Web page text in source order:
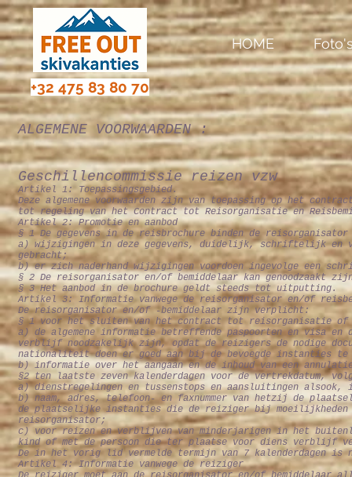
HOME
+32 475 83 80 70
ALGEMENE VOORWAARDEN :
Geschillencommissie reizen vzw
Artikel 1: Toepassingsgebied.
Deze algemene voorwaarden zijn van toepassing op het
tot regeling van het Contract tot Reisorganisatie en
Artikel 2: Promotie en aanbod
§ 1 De gegevens in de reisbrochure binden de
a) wijzigingen in deze gegevens, duidelijk, schriftelijk en
gebracht;
b) er zich naderhand wijzigingen voordoen ingevolge een
§ 2 De reisorganisator en/of bemiddelaar kan genoodzaakt
§ 3 Het aanbod in de brochure geldt steeds tot uitputting.
Artikel 3: Informatie vanwege de reisorganisator en/of
De reisorganisator en/of -bemiddelaar zijn verplicht:
§ 1 voor het sluiten van het contract tot reisorganisatie
a) de algemene informatie betreffende paspoorten en visa
verblijf noodzakelijk zijn, opdat de reizigers de nodige
nationaliteit doen er goed aan bij de bevoegde instanties
b) informatie over het aangaan en de inhoud van een
§2 ten laatste zeven kalenderdagen voor de
a) dienstregelingen en tussenstops en aansluitingen
b) naam, adres, telefoon- en faxnummer van hetzij de
de plaatselijke instanties die de reiziger bij moeilijkheden
reisorganisator;
c) voor reizen en verblijven van minderjarigen in het
kind of met de persoon die ter plaatse voor diens verblijf
De in het vorig lid vermelde termijn van 7 kalenderdagen
Artikel 4: Informatie vanwege de reiziger